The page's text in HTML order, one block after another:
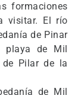
formaciones
visitar. El río
de Pinar
playa de Mil
de Pilar de la
de Mil